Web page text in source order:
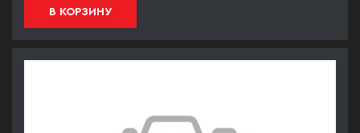
В КОРЗИНУ